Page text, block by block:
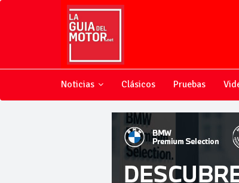
Noticias Clásicos Pruebas